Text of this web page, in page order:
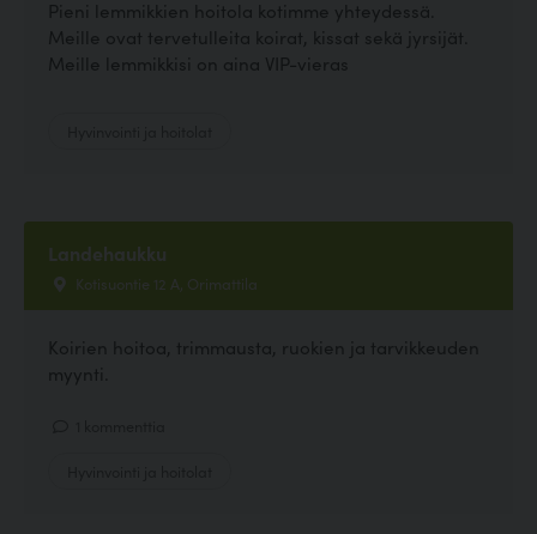
Pieni lemmikkien hoitola kotimme yhteydessä.
Meille ovat tervetulleita koirat, kissat sekä jyrsijät.
Meille lemmikkisi on aina VIP-vieras
Landehaukku
Kotisuontie 12 A, Orimattila
Koirien hoitoa, trimmausta, ruokien ja tarvikkeuden
myynti.